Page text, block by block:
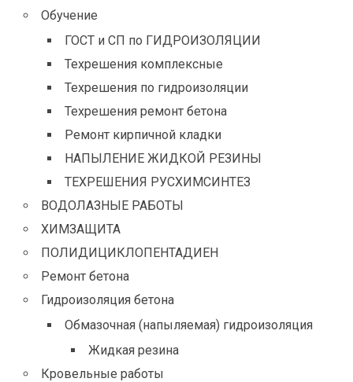
Обучение
ГОСТ и СП по ГИДРОИЗОЛЯЦИИ
Техрешения комплексные
Техрешения по гидроизоляции
Техрешения ремонт бетона
Ремонт кирпичной кладки
НАПЫЛЕНИЕ ЖИДКОЙ РЕЗИНЫ
ТЕХРЕШЕНИЯ РУСХИМСИНТЕЗ
ВОДОЛАЗНЫЕ РАБОТЫ
ХИМЗАЩИТА
ПОЛИДИЦИКЛОПЕНТАДИЕН
Ремонт бетона
Гидроизоляция бетона
Обмазочная (напыляемая) гидроизоляция
Жидкая резина
Кровельные работы